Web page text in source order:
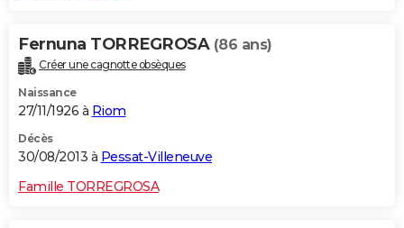
Fernuna TORREGROSA (86 ans)
Créer une cagnotte obsèques
Naissance
27/11/1926 à Riom
Décès
30/08/2013 à Pessat-Villeneuve
Famille TORREGROSA